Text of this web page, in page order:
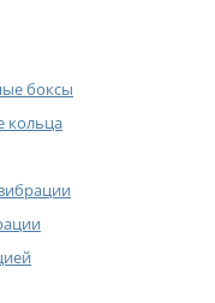
боксы
кольца